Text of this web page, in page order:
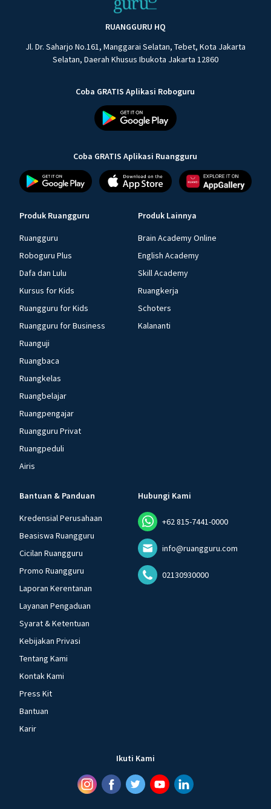
RUANGGURU HQ
Jl. Dr. Saharjo No.161, Manggarai Selatan, Tebet, Kota Jakarta
Selatan, Daerah Khusus Ibukota Jakarta 12860
Coba GRATIS Aplikasi Roboguru
Coba GRATIS Aplikasi Ruangguru
Produk Ruangguru
Ruangguru
Roboguru Plus
Dafa dan Lulu
Kursus for Kids
Ruangguru for Kids
Ruangguru for Business
Ruanguji
Ruangbaca
Ruangkelas
Ruangbelajar
Ruangpengajar
Ruangguru Privat
Ruangpeduli
Airis
Produk Lainnya
Brain Academy Online
English Academy
Skill Academy
Ruangkerja
Schoters
Kalananti
Bantuan & Panduan
Kredensial Perusahaan
Beasiswa Ruangguru
Cicilan Ruangguru
Promo Ruangguru
Laporan Kerentanan
Layanan Pengaduan
Syarat & Ketentuan
Kebijakan Privasi
Tentang Kami
Kontak Kami
Press Kit
Bantuan
Karir
Hubungi Kami
+62 815-7441-0000
info@ruangguru.com
02130930000
Ikuti Kami